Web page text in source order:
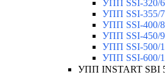
УПП SSI-320/
УПП SSI-355/
УПП SSI-400/
УПП SSI-450/
УПП SSI-500/
УПП SSI-600/
УПП INSTART SBI